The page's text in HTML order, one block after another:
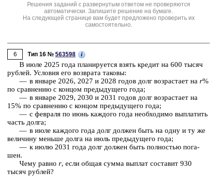
Решения заданий с развернутым ответом не проверяются
автоматически. Запишите решение на бумаге.
На следующей странице вам будет предложено проверить их
самостоятельно.
6 Тип 16 № 563598 i
В июле 2025 года пла­ни­ру­ет­ся взять кре­дит на 600 тысяч
руб­лей. Усло­вия его воз­вра­та та­ко­вы:
— в ян­ва­ре 2026, 2027 и 2028 годов долг воз­рас­та­ет на r%
по срав­не­нию с кон­цом преды­ду­ще­го года;
— в ян­ва­ре 2029, 2030 и 2031 годов долг воз­рас­та­ет на
15% по срав­не­нию с кон­цом преды­ду­ще­го года;
— с фев­ра­ля по июнь каж­до­го года не­об­хо­ди­мо вы­пла­тить
часть долга;
— в июле каж­до­го года долг дол­жен быть на одну и ту же
ве­ли­чи­ну мень­ше долга на июль преды­ду­ще­го года;
— к июлю 2031 года долг дол­жен быть пол­но­стью по­га­
шен.
Чему равно r, если общая сумма вы­плат со­ста­вит 930
тысяч руб­лей?